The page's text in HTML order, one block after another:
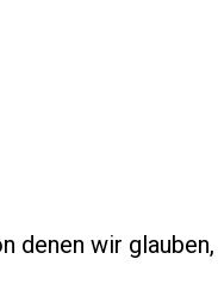
denen wir glauben,